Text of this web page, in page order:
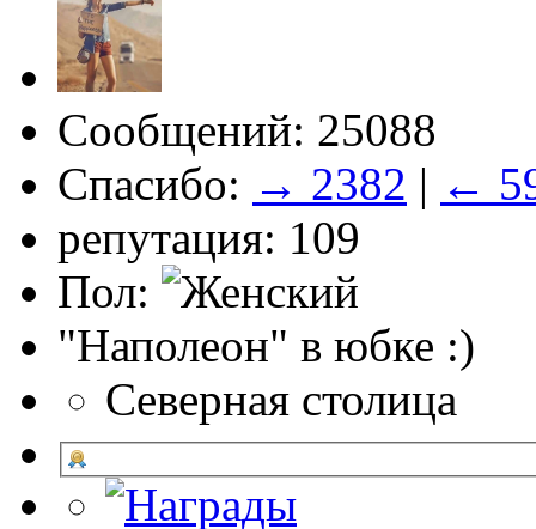
Сообщений: 25088
Спасибо: → 2382 | ←
репутация: 109
Пол:
"Наполеон" в юбке :)
Северная столица